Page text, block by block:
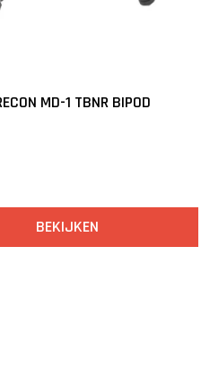
MD-1 TBNR BIPOD
BEKIJKEN